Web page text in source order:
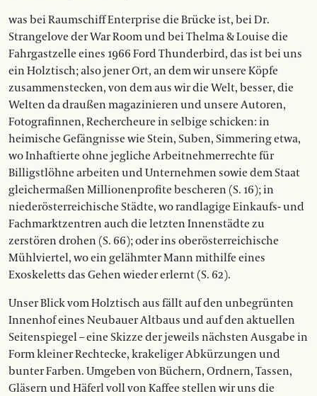
was bei Raumschiff Enterprise die Brücke ist, bei Dr.
Strangelove der War Room und bei Thelma & Louise die
Fahrgastzelle eines 1966 Ford Thunderbird, das ist bei uns
ein Holztisch; also jener Ort, an dem wir unsere Köpfe
zusammenstecken, von dem aus wir die Welt, besser, die
Welten da draußen magazinieren und unsere Autoren,
Fotografinnen, Rechercheure in selbige schicken: in
heimische Gefängnisse wie Stein, Suben, Simmering etwa,
wo Inhaftierte ohne jegliche Arbeitnehmerrechte für
Billigstlöhne arbeiten und Unternehmen sowie dem Staat
gleichermaßen Millionenprofite bescheren (S. 16); in
niederösterreichische Städte, wo randlagige Einkaufs- und
Fachmarktzentren auch die letzten Innenstädte zu
zerstören drohen (S. 66); oder ins oberösterreichische
Mühlviertel, wo ein gelähmter Mann mithilfe eines
Exoskeletts das Gehen wieder erlernt (S. 62).
Unser Blick vom Holztisch aus fällt auf den unbegrünten
Innenhof eines Neubauer Altbaus und auf den aktuellen
Seitenspiegel – eine Skizze der jeweils nächsten Ausgabe in
Form kleiner Rechtecke, krakeliger Abkürzungen und
bunter Farben. Umgeben von Büchern, Ordnern, Tassen,
Gläsern und Häferl voll von Kaffee stellen wir uns die